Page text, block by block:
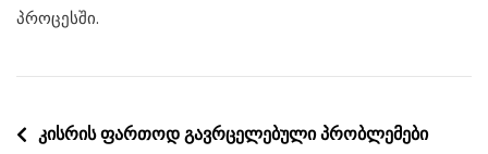
პროცესში.
Post
კისრის ფართოდ გავრცელებული პრობლემები